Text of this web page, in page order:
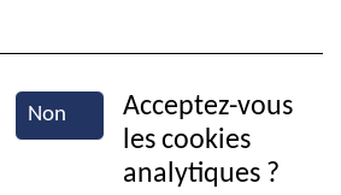
Match de rugby
Non
Acceptez-vous
les cookies
analytiques ?